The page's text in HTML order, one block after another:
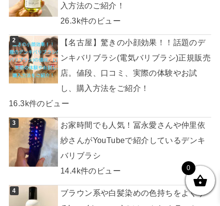
入方法のご紹介！
26.3k件のビュー
【名古屋】驚きの小顔効果！！話題のデ
ンキバリブラシ(電気バリブラシ)正規販売
店。値段、口コミ、実際の体験やお試
し、購入方法をご紹介！
16.3k件のビュー
お家時間でも人気！冨永愛さんや仲里依
紗さんがYouTubeで紹介しているデンキ
バリブラシ
14.4k件のビュー
ブラウン系や白髪染めの色持ちをよくす
0